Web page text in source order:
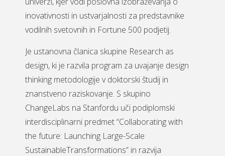
inovativnosti in ustvarjalnosti za predstavnike
vodilnih svetovnih in Fortune 500 podjetij.
Je ustanovna članica skupine Research as
design, ki je razvila program za uvajanje design
thinking metodologije v doktorski študij in
znanstveno raziskovanje. S skupino
ChangeLabs na Stanfordu uči podiplomski
interdisciplinarni predmet “Collaborating with
the future: Launching Large-Scale
SustainableTransformations” in razvija